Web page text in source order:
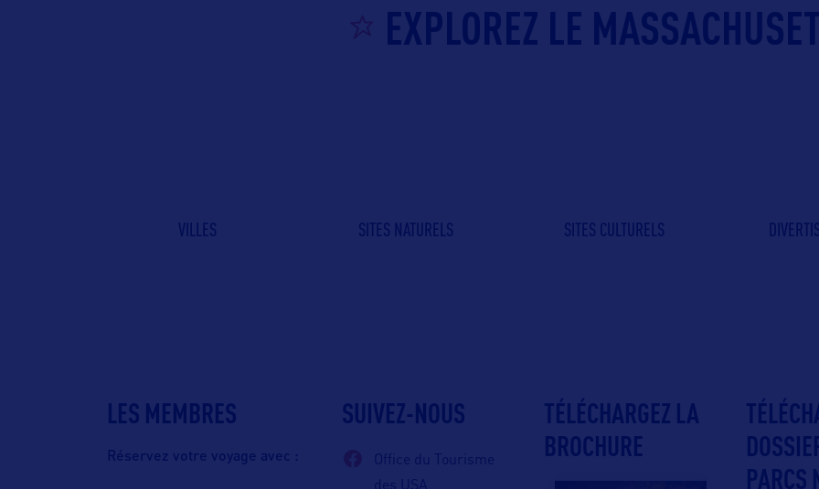
EXPLOREZ LE
VILLES SITES NATURELS SITES CULTURELS
LES MEMBRES
Réservez votre voyage avec :
SUIVEZ-NOUS
Office du Tourisme
TÉLÉCHARGEZ LA
BROCHURE
PARCS